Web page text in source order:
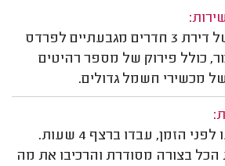
הובלה של דירת 3 חדרים מגבעתיים לפרדס
כולל פירוק של מספר רהיטים
מכשירי חשמל גדולים.
הם הגיעו לפני הזמן, עבדו ברצף 4 שעות.
הכל בצורה מסודרת והרכיבו את מה